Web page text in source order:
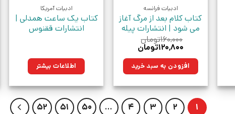
ادبیات فرانسه
کتاب کلام بعد از مرگ آغاز
می شود | انتشارات پیله
۱۶۰,۰۰۰تومان
قیمت
۱۶۰,۰۰۰تومان
بود.
۱۲۰,۸۰۰تومان
۱۲۰,۸۰۰تومان.افزودن به سبد خرید
ادبیات آمریکا
کتاب یک ساعت همدلی |
انتشارات ققنوس
اطلاعات بیشتر
1
2
3
4
…
50
51
52